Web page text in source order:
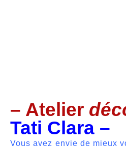
– Atelier
Tati Clara –
Vous avez envie de mieux